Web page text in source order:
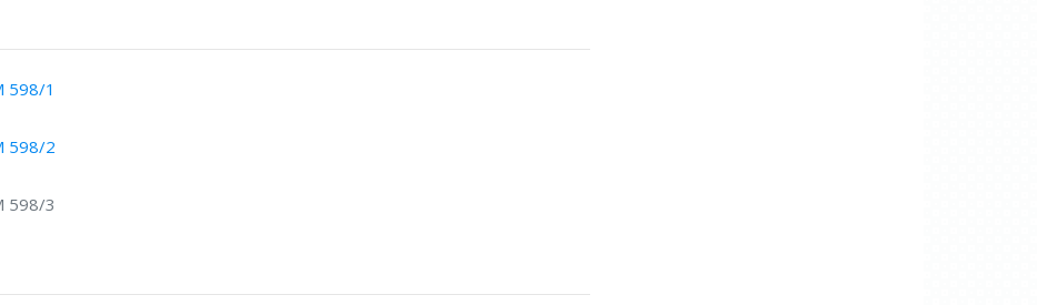
598/1
598/2
598/3